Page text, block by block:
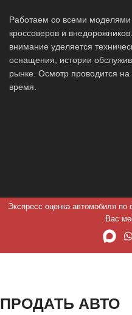
Работаем со всеми
кроссоверов и
внимание уделяется
оснащения, истории
рынке. Осмотр проводится
время.
Экспресс оценка автомобиля
Вас
ПРОДАТЬ АВТО